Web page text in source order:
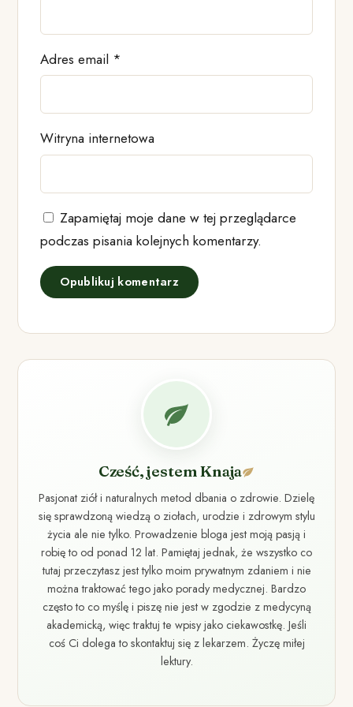
Adres email *
Witryna internetowa
Zapamiętaj moje dane w tej przeglądarce
podczas pisania kolejnych komentarzy.
Cześć, jestem Knaja
Pasjonat ziół i naturalnych metod dbania o zdrowie. Dzielę
się sprawdzoną wiedzą o ziołach, urodzie i zdrowym stylu
życia ale nie tylko. Prowadzenie bloga jest moją pasją i
robię to od ponad 12 lat. Pamiętaj jednak, że wszystko co
tutaj przeczytasz jest tylko moim prywatnym zdaniem i nie
można traktować tego jako porady medycznej. Bardzo
często to co myślę i piszę nie jest w zgodzie z medycyną
akademicką, więc traktuj te wpisy jako ciekawostkę. Jeśli
coś Ci dolega to skontaktuj się z lekarzem. Życzę miłej
lektury.